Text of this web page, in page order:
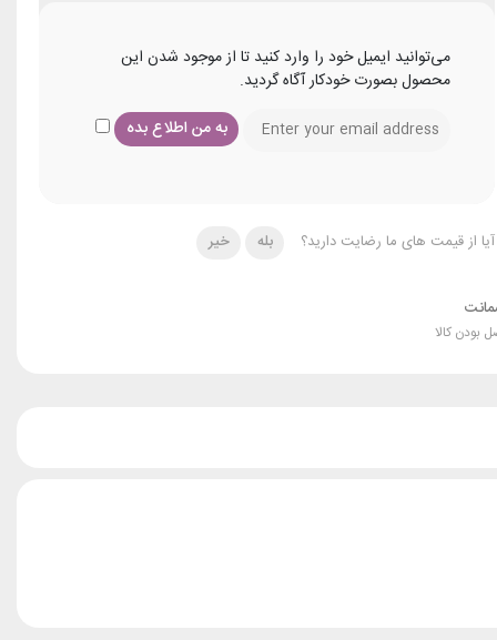
می‌توانید ایمیل خود را وارد کنید تا از موجود شدن این
محصول بصورت خودکار آگاه گردید.
آیا از قیمت های ما رضایت دارید؟ بله خیر
بودن کالا